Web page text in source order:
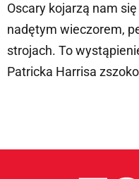
Oscary kojarzą nam
nadętym wieczorem,
strojach. To
Patricka Harrisa